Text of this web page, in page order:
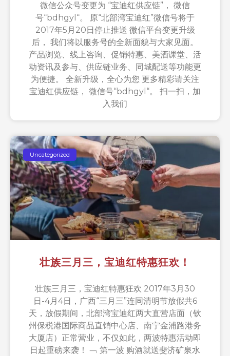
微信公众号变更为 “宝迪红供应链”， 微信
号“bdhgyl“。 原“北部湾宝迪红”微信号将于
2017年5月20日停止推送 微信平台变更升级
后， 我们将以服务号的全新面貌与大家见面。
产品浏览、线上咨询、促销特惠、美酒课堂、活
动资讯及参与、供应链业务、同城配送等功能更
为便捷。 全新升级，全心为您 更多精彩请关注
宝迪红供应链， 微信号“bdhgyl“。 扫一扫，加
入我们
Uncategorized
壮族三月三，宝迪红特惠狂欢！
壮族三月三，宝迪红特惠狂欢 2017年3月30
日-4月4日，广西“三月三”连同清明节放假共6
天，放假期间，北部湾宝迪红两大直营店面（钦
州保税港国际商品直销中心店、南宁金浦路港务
大厦店）正常营业，不仅如此，两波特惠活动即
日起重磅来袭！ ﹁ 第一波 购酒就送斐济矿泉水